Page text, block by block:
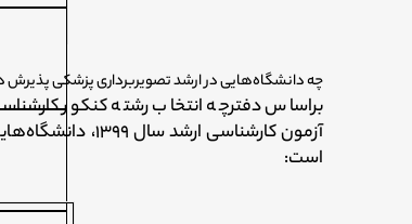
چه دانشگاه‌هایی در ارشد تصویربرداری پزشکی پذیرش
براساس دفترچه انتخاب رشته کنکور
آزمون کارشناسی
است: